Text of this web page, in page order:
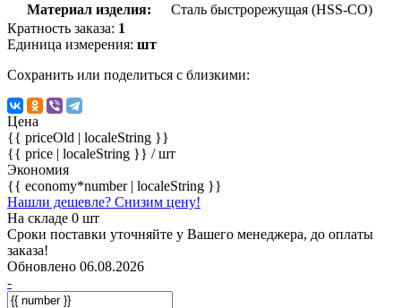
Материал изделия:
Сталь быстрорежущая (HSS-CO)
Кратность заказа: 1
Единица измерения: шт
Сохранить или поделиться с близкими:
Цена
{{ priceOld | localeString }}
{{ price | localeString }} / шт
Экономия
{{ economy*number | localeString }}
Нашли дешевле? Снизим цену!
На складе 0 шт
Сроки поставки уточняйте у Вашего менеджера, до оплаты
заказа!
Обновлено 06.08.2026
-